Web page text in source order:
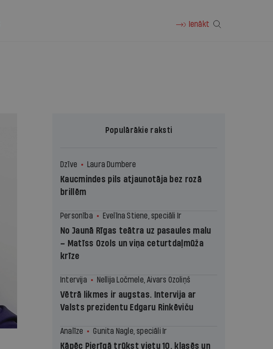
Ienākt
Populārākie raksti
Dzīve Laura Dumbere
Kaucmindes pils atjaunotāja bez rozā
brillēm
Personība Evelīna Stiene, speciāli Ir
No Jaunā Rīgas teātra uz pasaules malu
– Matīss Ozols un viņa ceturtdaļmūža
krīze
Intervija Nellija Ločmele, Aivars Ozoliņš
Vētrā likmes ir augstas. Intervija ar
Valsts prezidentu Edgaru Rinkēviču
Analīze Gunita Nagle, speciāli Ir
Kāpēc Pierīgā trūkst vietu 10. klasēs un